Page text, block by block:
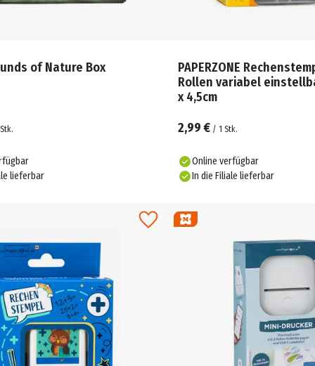
of Nature Box
Stk.
lieferbar
PAPERZONE
Rollen variabel
x 4,5cm
2,99 €/ 1 Stk.
Online verfügbar
In die Filiale lieferbar